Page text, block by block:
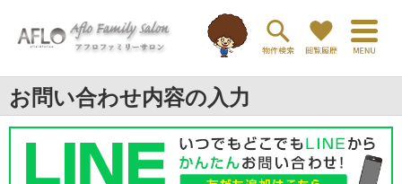
お問い合わせ内容の入力